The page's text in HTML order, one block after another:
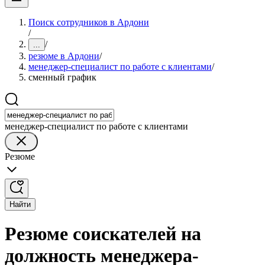
Поиск сотрудников в Ардони
/
... /
резюме в Ардони/
менеджер-специалист по работе с клиентами/
сменный график
менеджер-специалист по работе с клиентами
Резюме
Найти
Резюме соискателей на
должность менеджера-